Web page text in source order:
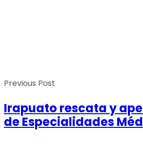
Previous Post
Irapuato rescata y
de Especialidades